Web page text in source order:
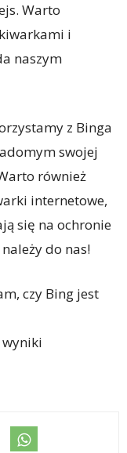
Warto
i
naszym
z Binga
swojej
również
internetowe,
się na ochronie
do nas!
czy Bing jest